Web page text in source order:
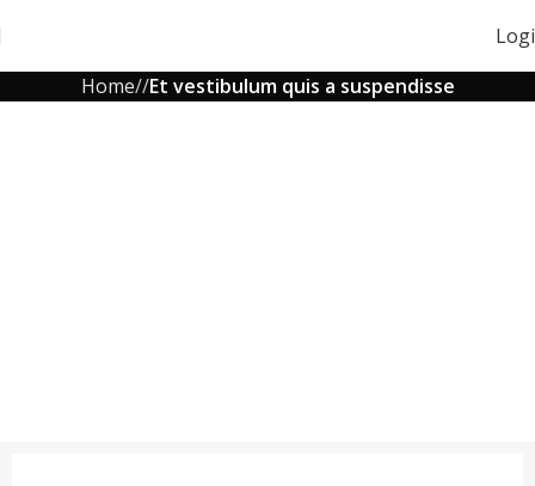
Home Et vestibulum quis a suspendisse